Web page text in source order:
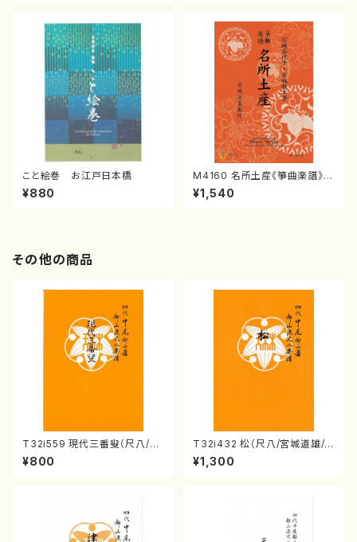
こと絵巻 お江戸日本橋
¥880
M4160 名所土産《箏曲楽譜》
（箏/宮城喜代子・宮城数江著・
宮城宗家監修/箏曲古典楽譜）
¥1,540
その他の商品
T32i559 現代三番叟（尺八/杵
屋正邦/楽譜）都山流公刊楽譜曲
番:2269
¥800
T32i432 松（尺八/宮城道雄/
楽譜）都山流公刊楽譜曲番:213
8
¥1,300